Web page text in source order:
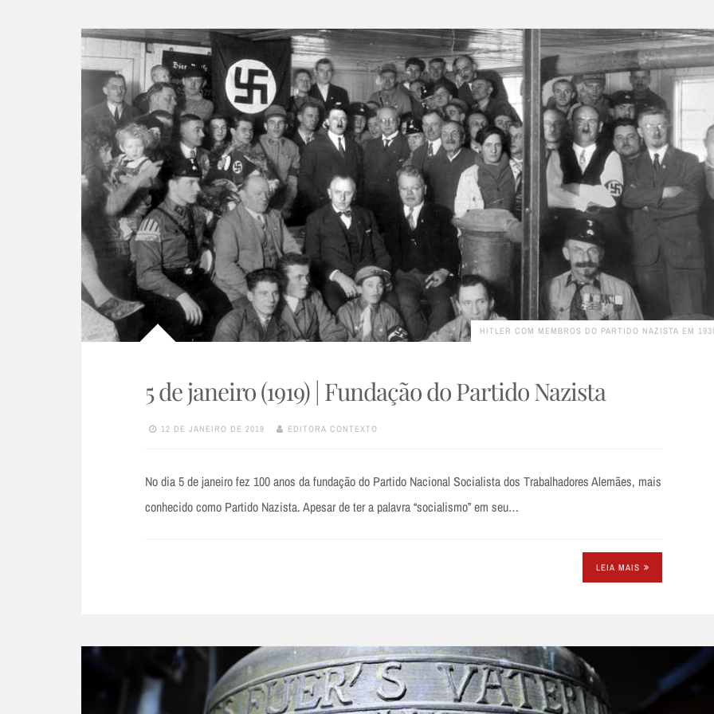
HITLER COM MEMBROS DO PARTIDO NAZISTA EM
5 de janeiro (1919) | Fundação do Partido Nazista
12 DE JANEIRO DE 2019 EDITORA CONTEXTO
No dia 5 de janeiro fez 100 anos da fundação do Partido Nacional Socialista dos Trabalhadores Alemães, mais
conhecido como Partido Nazista. Apesar de ter a palavra “socialismo” em seu…
LEIA MAIS